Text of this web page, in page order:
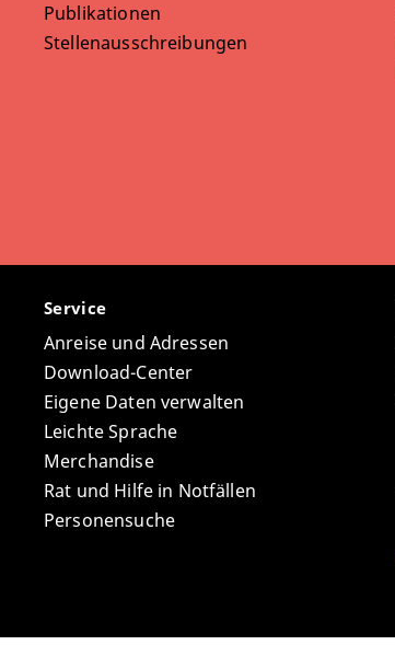
Publikationen
Stellenausschreibungen
Service
Anreise und Adressen
Download-Center
Eigene Daten verwalten
Leichte Sprache
Merchandise
Rat und Hilfe in Notfällen
Personensuche